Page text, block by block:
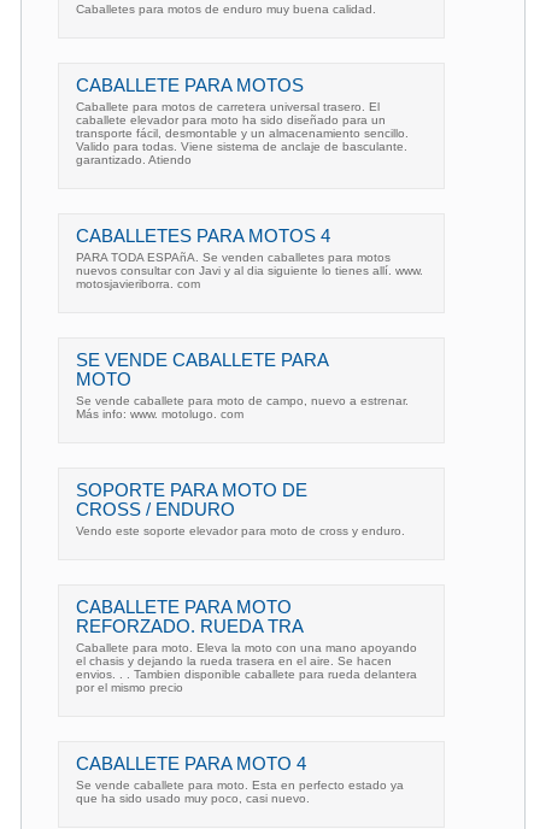
Caballetes para motos de enduro muy buena calidad.
CABALLETE PARA MOTOS
Caballete para motos de carretera universal trasero. El
caballete elevador para moto ha sido diseñado para un
transporte fácil, desmontable y un almacenamiento sencillo.
Valido para todas. Viene sistema de anclaje de basculante.
garantizado. Atiendo
CABALLETES PARA MOTOS 4
PARA TODA ESPAñA. Se venden caballetes para motos
nuevos consultar con Javi y al dia siguiente lo tienes allí. www.
motosjavieriborra. com
SE VENDE CABALLETE PARA
MOTO
Se vende caballete para moto de campo, nuevo a estrenar.
Más info: www. motolugo. com
SOPORTE PARA MOTO DE
CROSS / ENDURO
Vendo este soporte elevador para moto de cross y enduro.
CABALLETE PARA MOTO
REFORZADO. RUEDA TRA
Caballete para moto. Eleva la moto con una mano apoyando
el chasis y dejando la rueda trasera en el aire. Se hacen
envios. . . Tambien disponible caballete para rueda delantera
por el mismo precio
CABALLETE PARA MOTO 4
Se vende caballete para moto. Esta en perfecto estado ya
que ha sido usado muy poco, casi nuevo.